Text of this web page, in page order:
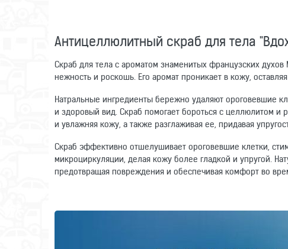
Антицеллюлитный скраб для тела
Скраб для тела с ароматом знаменитых французских
нежность и роскошь. Его аромат проникает в кожу,
Натральные ингредиенты бережно удаляют ороговевшие
и здоровый вид. Скраб помогает бороться с целлюлитом и
и увлажняя кожу, а также разглаживая ее, придавая
Скраб эффективно отшелушивает ороговевшие клетки,
микроциркуляции, делая кожу более гладкой и упругой.
предотвращая повреждения и обеспечивая комфорт во